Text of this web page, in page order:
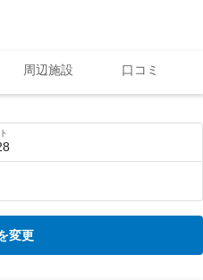
周辺施設 口コミ
変更